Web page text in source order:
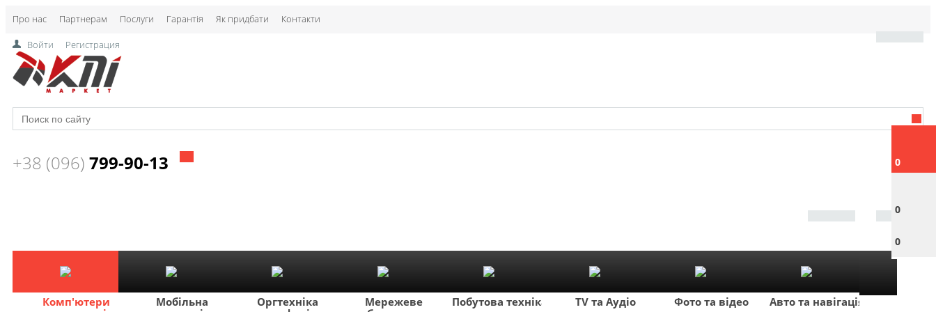
Про нас Партнерам Послуги Гарантія Як придбати Контакти
0
0
0
Войти Регистрация
+38 (096) 799-90-13
Комп'ютери
Мобільна
Оргтехніка
Мережеве
Побутова техніка TV та Аудіо Фото та відео Авто та навігація